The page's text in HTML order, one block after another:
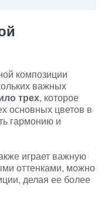
композиции
важных
трех, которое
основных цветов в
гармонию и
играет важную
оттенками, можно
делая ее более